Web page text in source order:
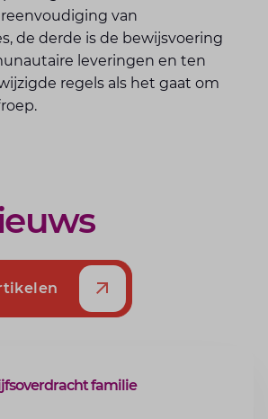
van
de derde is de bewijsvoering
leveringen en ten
regels als het gaat om
familie